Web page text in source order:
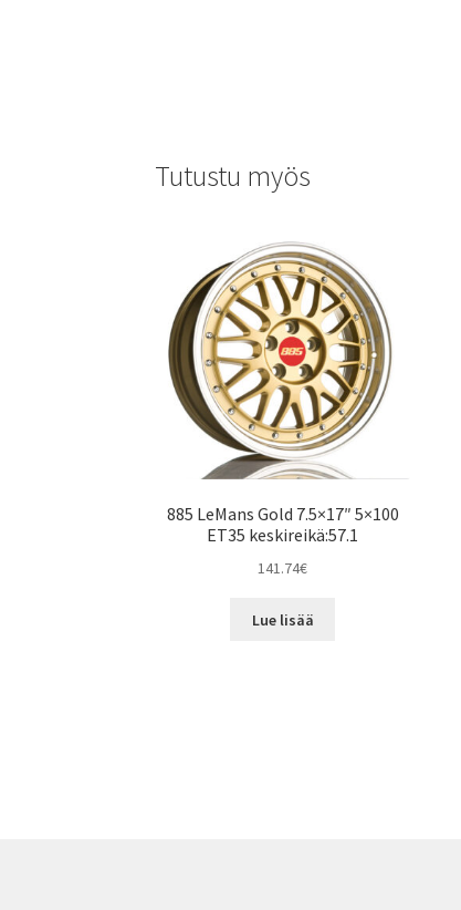
Tutustu myös
885 LeMans Gold 7.5×17″ 5×100
ET35 keskireikä:57.1
141.74€
Lue lisää